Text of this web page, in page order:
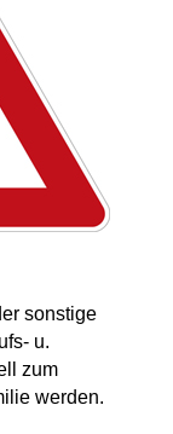
sonstige
u.
zum
werden.